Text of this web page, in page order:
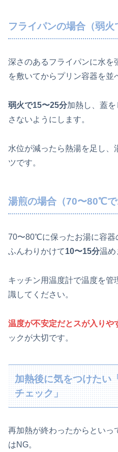
フライパンの場合（弱火
深さのあるフライパンに水を
を敷いてからプリン容器を並
弱火で15〜25分加熱し、蓋
さないようにします。
水位が減ったら熱湯を足し、
ツです。
湯煎の場合（70〜80℃で
70〜80℃に保ったお湯に容器
ふんわりかけて10〜15分温め
キッチン用温度計で温度を
識してください。
温度が不安定だとスが入りや
ックが大切です。
加熱後に気をつけたい
チェック」
再加熱が終わったからといっ
はNG。